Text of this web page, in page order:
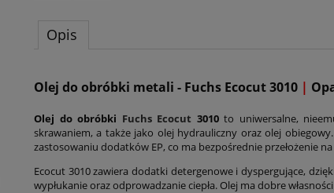
Opis
Olej do obróbki metali - Fuchs Ecocut 3010 |
Olej do obróbki Fuchs Ecocut 3010to uniwersalne,
skrawaniem, a także jako olej hydrauliczny oraz olej
zastosowaniu dodatków EP, co ma bezpośrednie przełożenie
Ecocut 3010 zawiera dodatki detergenowe i dyspergujące,
wypłukanie oraz odprowadzanie ciepła. Olej ma dobre